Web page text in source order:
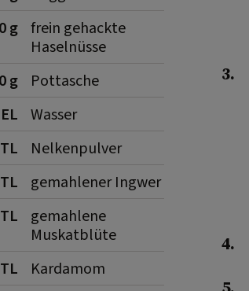
g frein gehackte
Haselnüsse
g
Pottasche
Wasser
Nelkenpulver
gemahlener Ingwer
gemahlene
Muskatblüte
Kardamom